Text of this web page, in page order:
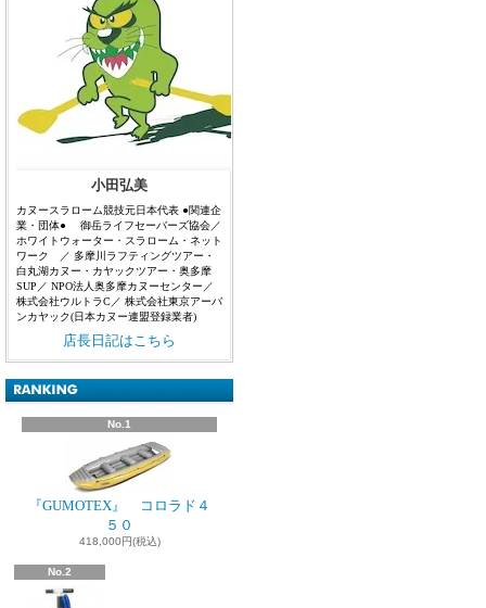
小田弘美
カヌースラローム競技元日本代表 ●関連企
業・団体● 御岳ライフセーバーズ協会／
ホワイトウォーター・スラローム・ネット
ワーク ／ 多摩川ラフティングツアー・
白丸湖カヌー・カヤックツアー・奥多摩
SUP／ NPO法人奥多摩カヌーセンター／
株式会社ウルトラC／ 株式会社東京アーバ
ンカヤック(日本カヌー連盟登録業者)
店長日記はこちら
No.1
『GUMOTEX』 コロラド４
５０
418,000円(税込)
No.2